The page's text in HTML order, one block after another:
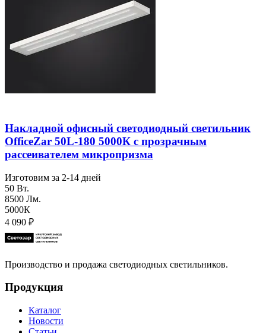
Накладной офисный светодиодный светильник
OfficeZar 50L-180 5000К с прозрачным
рассеивателем микропризма
Изготовим за 2-14 дней
50 Вт.
8500 Лм.
5000К
4 090 ₽
Производство и продажа светодиодных светильников.
Продукция
Каталог
Новости